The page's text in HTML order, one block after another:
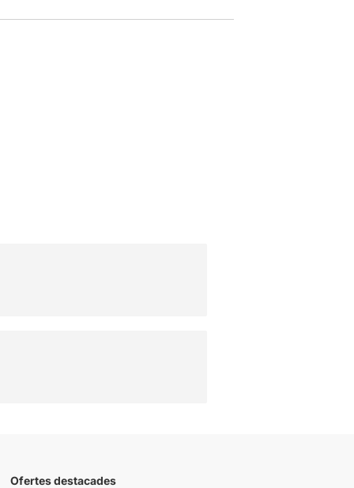
Ofertes destacades